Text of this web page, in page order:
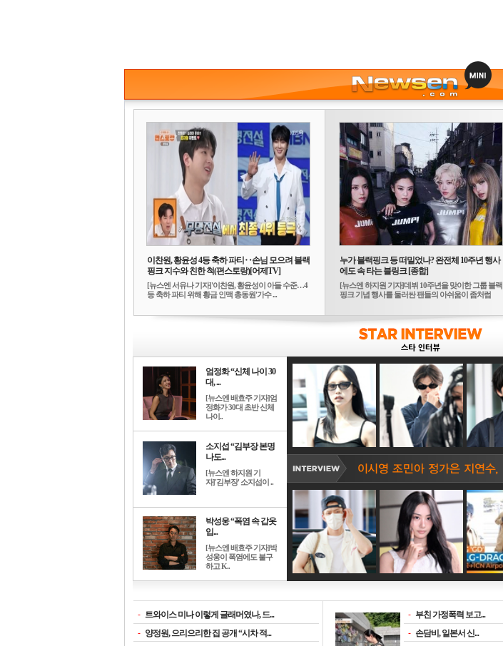
이찬원, 황윤성 4등 축하 파티‥손님 모으려 블랙
핑크 지수와 친한 척(편스토랑)[어제TV]
[뉴스엔 서유나 기자]'이찬원, 황윤성이 아들 수준…4
등 축하 파티 위해 황금 인맥 총동원'가수 ...
누가 블랙핑크 등 떠밀었나? 완전체 10주년 행사
에도 속 타는 블링크 [종합]
[뉴스엔 하지원 기자]데뷔 10주년을 맞이한 그룹 블랙
핑크 기념 행사를 둘러싼 팬들의 아쉬움이 좀처럼
엄정화 “신체 나이 30
대, ...
[뉴스엔 배효주 기자]엄
정화가 30대 초반 신체
나이..
소지섭 “김부장 본명
나도...
[뉴스엔 하지원 기
자]'김부장' 소지섭이 ..
박성웅 “폭염 속 갑옷
입...
[뉴스엔 배효주 기자]박
성웅이 폭염에도 불구
하고 K..
- 트와이스 미나 이렇게 글래머였나, 드...
- 양정원, 으리으리한 집 공개 “시차 적...
- 부친 가정폭력 보고...
- 손담비, 일본서 신...